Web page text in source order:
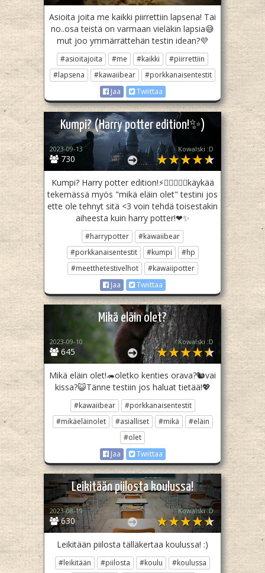
Asioita joita me kaikki piirrettiin lapsena! Tai
no..osa teistä on varmaan vieläkin lapsia😅
mut joo ymmärrättehän testin idean?💜
#asioitajoita #me #kaikki
#piirrettiin
#lapsena
#kawaiibear
#porkkanaisentestit
Jaa
Twiittaa
Kumpi? (Harry potter edition!✨️)
730
2023-09-13 Kowalski :D
Kumpi? Harry potter edition!⚡️🧙‍♂️🧙‍♀️✨️käykää
tekemässä myös "mikä eläin olet" testini jos
ette ole tehnyt sitä <3 voin tehdä toisestakin
aiheesta kuin harry potter!❤✨️
#harrypotter
#kawaiibear
#porkkanaisentestit
#kumpi
#hp
#meetthetestivelhot
#kawaiipotter
Jaa
Twiittaa
Mikä eläin olet?
645
2023-09-10 Kowalski :D
Mikä eläin olet!🦔oletko kenties orava?🐿vai
kissa?😺Tänne testiin jos haluat tietää!💖
#kawaiibear
#porkkanaisentestit
#mikäeläinolet
#asialliset #mikä
#eläin
#olet
Jaa
Twiittaa
Leikitään piilosta koulussa!
630
2023-08-19 Kowalski :D
Leikitään piilosta tälläkertaa koulussa! :)
#leikitään #piilosta #koulu
#koulussa